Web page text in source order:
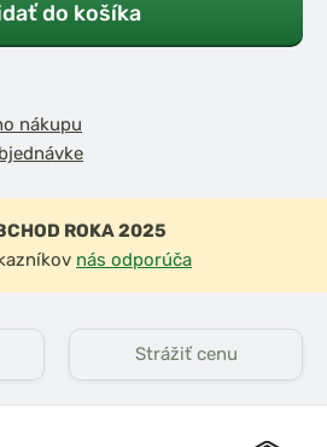
do košíka
nákupu
ROKA 2025
nás odporúča
Strážiť cenu